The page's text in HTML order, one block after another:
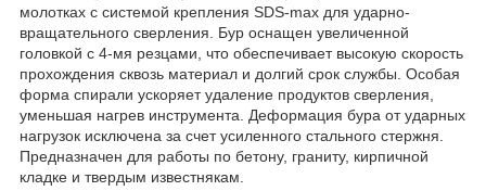
молотках с системой крепления SDS-max для ударно-
вращательного сверления. Бур оснащен увеличенной
головкой с 4-мя резцами, что обеспечивает высокую скорость
прохождения сквозь материал и долгий срок службы. Особая
форма спирали ускоряет удаление продуктов сверления,
уменьшая нагрев инструмента. Деформация бура от ударных
нагрузок исключена за счет усиленного стального стержня.
Предназначен для работы по бетону, граниту, кирпичной
кладке и твердым известнякам.